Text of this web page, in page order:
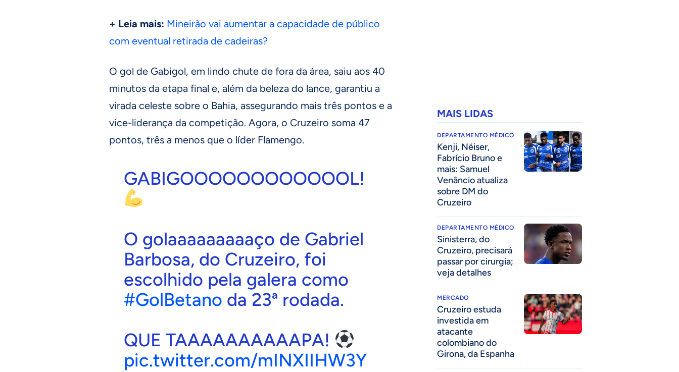
+ Leia mais: Mineirão vai aumentar a capacidade de público
com eventual retirada de cadeiras?
O gol de Gabigol, em lindo chute de fora da área, saiu aos 40
minutos da etapa final e, além da beleza do lance, garantiu a
virada celeste sobre o Bahia, assegurando mais três pontos e a
vice-liderança da competição. Agora, o Cruzeiro soma 47
pontos, três a menos que o líder Flamengo.
GABIGOOOOOOOOOOOOL!
O golaaaaaaaaaço de Gabriel
Barbosa, do Cruzeiro, foi
escolhido pela galera como
#GolBetano da 23ª rodada.
QUE TAAAAAAAAAAPA!
pic.twitter.com/mINXIIHW3Y
MAIS LIDAS
DEPARTAMENTO MÉDICO
Kenji, Néiser,
Fabrício Bruno e
mais: Samuel
Venâncio atualiza
sobre DM do
Cruzeiro
DEPARTAMENTO MÉDICO
Sinisterra, do
Cruzeiro, precisará
passar por cirurgia;
veja detalhes
MERCADO
Cruzeiro estuda
investida em
atacante
colombiano do
Girona, da Espanha